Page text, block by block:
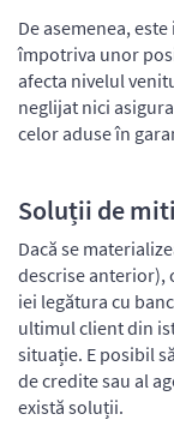
De asemenea,
împotriva unor
afecta nivelul
neglijat nici
celor aduse în
Soluții de
Dacă se
descrise anterior),
iei legătura cu
ultimul client din
situație. E posibil
de credite sau al
există soluții.